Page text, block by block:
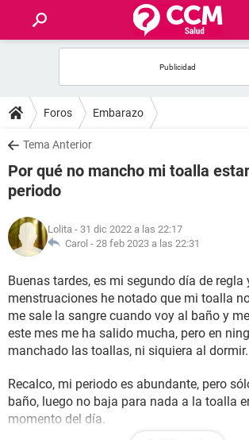
FOROS
SALUD
FAMILIA
NUTRICIÓN
SEXUALIDAD
GLOSARIO
Foros Embarazo
Tema Anterior
Por qué no mancho mi toalla
periodo
Lolita - 31 dic 2022 a las 22:17
Carol - 28 feb 2023 a las 22:31
Buenas tardes, es mi segundo día de regla
menstruaciones he notado que mi toalla
me sale la sangre cuando voy al baño y
este mes me ha salido mucha, pero en
manchado las toallas, ni siquiera al dormir.
Recalco, mi periodo es abundante, pero
baño, luego no baja para nada a la toalla
momento del día.